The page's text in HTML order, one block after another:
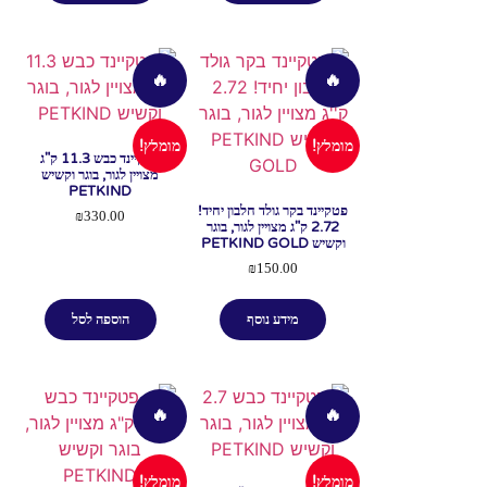
🔥
מומלץ!
פטקיינד בקר גולד חלבון יחיד!
2.72 ק"ג מצויין לגור, בוגר
וקשיש PETKIND GOLD
₪150.00
מידע נוסף
🔥
מומלץ!
פטקיינד כבש 11.3 ק"ג
מצויין לגור, בוגר וקשיש
PETKIND
₪330.00
הוספה לסל
🔥
מומלץ!
🔥
מומלץ!